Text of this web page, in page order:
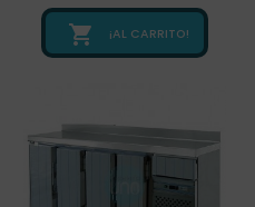
 ¡AL CARRITO!